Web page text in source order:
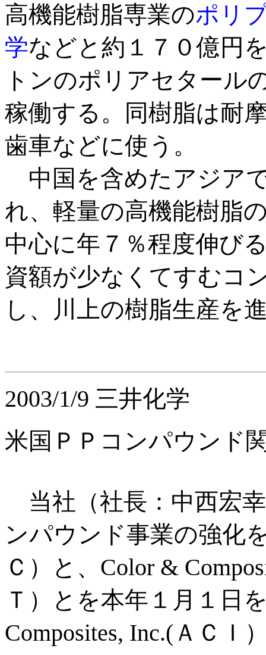
高機能樹脂専業のポリ
学などと約１７０億円
トンのポリアセタール
稼働する。同樹脂は耐
歯車などに使う。
中国を含めたアジア
れ、軽量の高機能樹脂
中心に年７％程度伸び
資額が少なくてすむコ
し、川上の樹脂生産を
2003/1/9 三井化学
米国ＰＰコンパウンド
当社（社長：中西宏
ンパウンド事業の強化
Ｃ）と、Color &
Ｔ）とを本年１月１日
Composites, Inc.(ＡＣＩ